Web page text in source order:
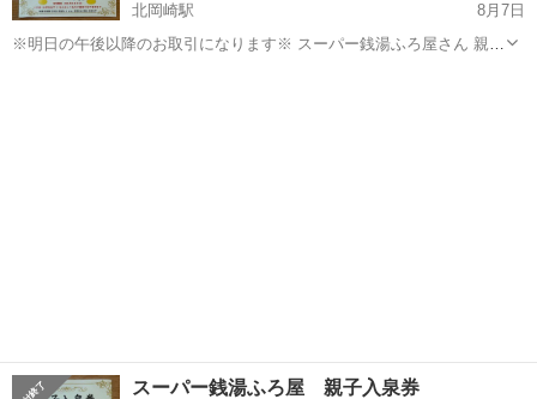
北岡崎駅
8月7日
※明日の午後以降のお取引になります※ スーパー銭湯ふろ屋さん 親子
スーパー銭湯ふろ屋 親子入泉券